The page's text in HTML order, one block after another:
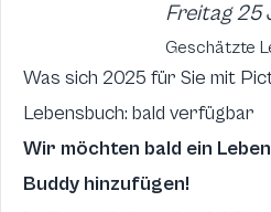
Freitag 25
Geschätzte
Was sich 2025 für Sie mit
Lebensbuch: bald verfügbar
Wir möchten bald ein
Buddy hinzufügen!